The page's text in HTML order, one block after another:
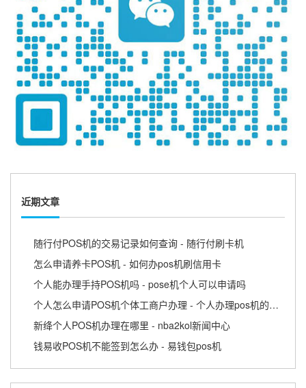
近期文章
随行付POS机的交易记录如何查询 - 随行付刷卡机
怎么申请养卡POS机 - 如何办pos机刷信用卡
个人能办理手持POS机吗 - pose机个人可以申请吗
个人怎么申请POS机个体工商户办理 - 个人办理pos机的流程
新绛个人POS机办理在哪里 - nba2kol新闻中心
钱易收POS机不能签到怎么办 - 易钱包pos机